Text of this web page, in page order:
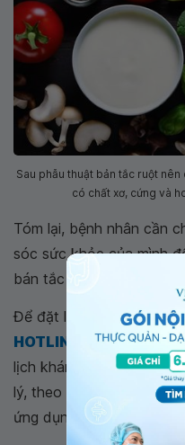
Sau phẫu thuật bản tắc ruột nên
có chất xơ, cứng và
Tóm lại, bệnh nhân cần
sóc sức khỏe của mình
bán tắc ruột sau phẫu
Để đặt lịch khám tại
HOTLINE
hoặc đặt lịch
lịch khám tự động trên
lý, theo dõi lịch và đặt
ứng dụng.